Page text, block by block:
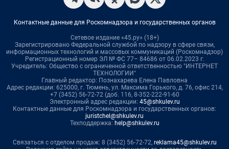
Контактные данные для Роскомнадзора и государственных органов
Сетевое издание «45.ру» (18+)
Зарегистрировано Федеральной службой по надзору в сфере связи,
информационных технологий и массовых коммуникаций (Роскомнадзор)
Регистрационный номер ЭЛ № ФС 77– 84686 от 06.02.2023 г.
Учредитель: Общество с ограниченной ответственностью "ИНТЕРНЕТ
ТЕХНОЛОГИИ"
Главный редактор: Познахарева Елена Павловна
Адрес редакции: 625000, г. Тюмень, ул. Максима Горького, д. 76, офис 214,
+7 (3452) 56-72-72 (доб. 116, 8-352-222-91-60
Электронный адрес редакции: 45@shkulev.ru
Контактные данные для Роскомнадзора и государственных органов:
juristchel@shkulev.ru
Техподдержка: help@shkulev.ru
Связаться с отделом продаж: 8 (3452) 56-72-72, reklama45@shkulev.ru